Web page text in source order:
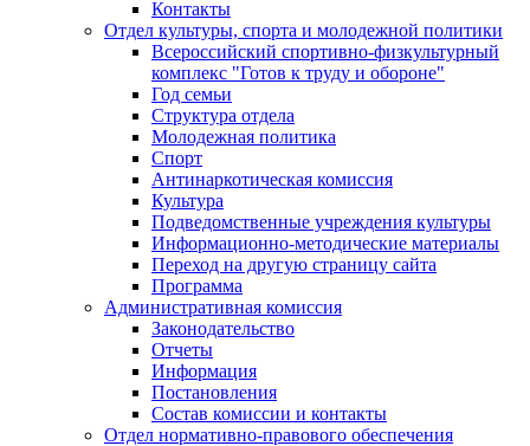
Контакты
Отдел культуры, спорта и молодежной политики
Всероссийский спортивно-физкультурный
комплекс "Готов к труду и обороне"
Год семьи
Структура отдела
Молодежная политика
Спорт
Антинаркотическая комиссия
Культура
Подведомственные учреждения культуры
Информационно-методические материалы
Переход на другую страницу сайта
Программа
Административная комиссия
Законодательство
Отчеты
Информация
Постановления
Состав комиссии и контакты
Отдел нормативно-правового обеспечения